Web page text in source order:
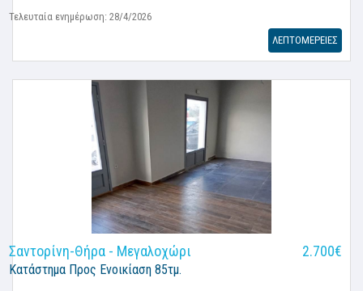
Τελευταία ενημέρωση: 28/4/2026
ΛΕΠΤΟΜΕΡΕΙΕΣ
Σαντορίνη-Θήρα - Μεγαλοχώρι 2.700€
Κατάστημα Προς Ενοικίαση 85τμ.